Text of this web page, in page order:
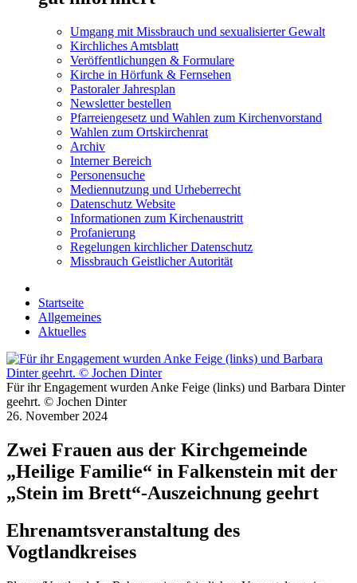
Umgang mit Missbrauch und sexualisierter Gewalt
Kirchliches Amtsblatt
Veröffentlichungen & Formulare
Kirche in Hörfunk & Fernsehen
Pastoraler Jahresplan
Newsletter bestellen
Pfarreiengesetz und Wahlen zum Kirchenvorstand
Wahlen zum Ortskirchenrat
Archiv
Interner Bereich
Personensuche
Mediennutzung und Urheberrecht
Datenschutz Website
Informationen zum Kirchenaustritt
Profanierung
Regelungen kirchlicher Datenschutz
Missbrauch Geistlicher Autorität
Startseite
Allgemeines
Aktuelles
Für ihr Engagement wurden Anke Feige (links) und Barbara Dinter
geehrt. © Jochen Dinter
26. November 2024
Zwei Frauen aus der Kirchgemeinde
„Heilige Familie“ in Falkenstein mit der
„Stein im Brett“-Auszeichnung geehrt
Ehrenamtsveranstaltung des
Vogtlandkreises